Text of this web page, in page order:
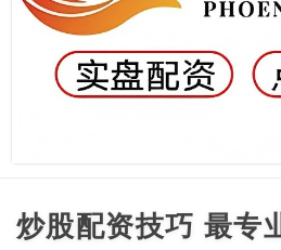
炒股配资技巧 最专